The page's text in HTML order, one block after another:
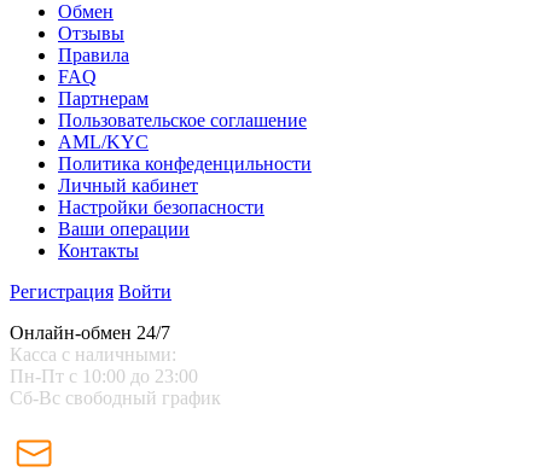
Обмен
Отзывы
Правила
FAQ
Партнерам
Пользовательское соглашение
AML/KYC
Политика конфеденцильности
Личный кабинет
Настройки безопасности
Ваши операции
Контакты
Регистрация Войти
Онлайн-обмен 24/7
Касса с наличными:
Пн-Пт с 10:00 до 23:00
Сб-Вс свободный график